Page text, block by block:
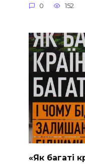
0 152
«Як багаті